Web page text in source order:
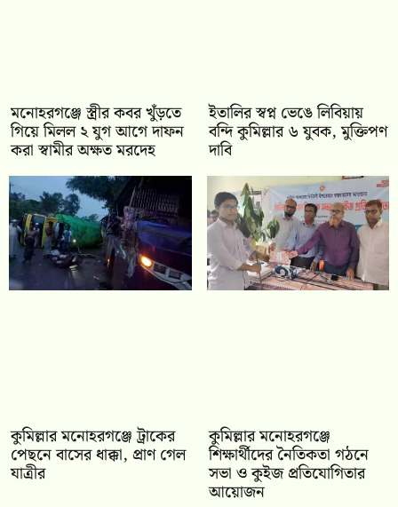
মনোহরগঞ্জে স্ত্রীর কবর খুঁড়তে
গিয়ে মিলল ২ যুগ আগে দাফন
করা স্বামীর অক্ষত মরদেহ
ইতালির স্বপ্ন ভেঙে লিবিয়ায়
বন্দি কুমিল্লার ৬ যুবক, মুক্তিপণ
দাবি
কুমিল্লার মনোহরগঞ্জে ট্রাকের
পেছনে বাসের ধাক্কা, প্রাণ গেল
যাত্রীর
কুমিল্লার মনোহরগঞ্জে
শিক্ষার্থীদের নৈতিকতা গঠনে
সভা ও কুইজ প্রতিযোগিতার
আয়োজন